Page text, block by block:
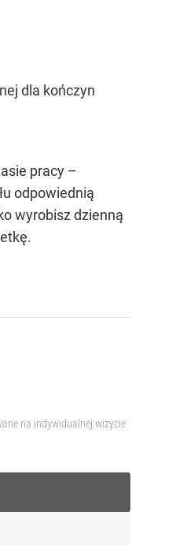
dla kończyn
pracy –
odpowiednią
wyrobisz dzienną
na indywidualnej wizycie